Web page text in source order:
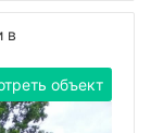
в
объект